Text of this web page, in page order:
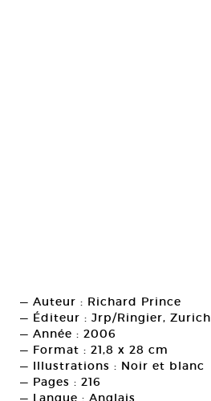
— Auteur : Richard Prince
— Éditeur : Jrp/Ringier, Zurich
— Année : 2006
— Format : 21,8 x 28 cm
— Illustrations : Noir et blanc
— Pages : 216
— Langue : Anglais